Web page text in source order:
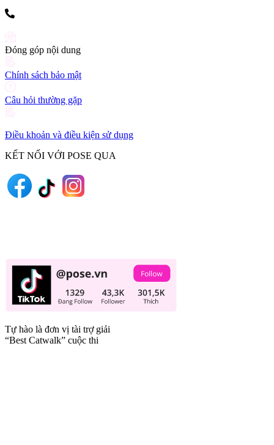
Đóng góp nội dung
Chính sách bảo mật
Câu hỏi thường gặp
Điều khoản và điều kiện sử dụng
KẾT NỐI VỚI POSE QUA
Tự hào là đơn vị tài trợ giải
“Best Catwalk” cuộc thi